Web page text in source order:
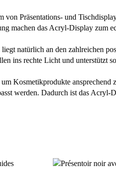
Präsentations- und
machen das Acryl-Display zum
natürlich an den zahlreichen
ins rechte Licht und unterstützt
Kosmetikprodukte ansprechend
werden. Dadurch ist das Acryl-